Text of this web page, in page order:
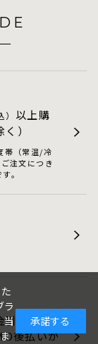
） 以上購
）
帯（常温/冷
注文につき
。
引換・
後払いが
ラ
当
承諾する